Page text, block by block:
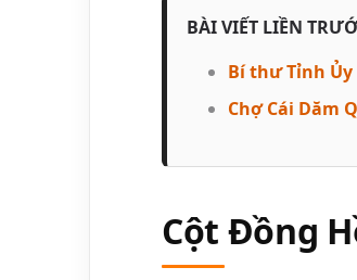
BÀI VIẾT LIỀN
Bí thư Tỉnh
Chợ Cái Dăm
Cột Đồng